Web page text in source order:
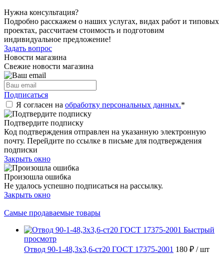
Нужна консультация?
Подробно расскажем о наших услугах, видах работ и типовых
проектах, рассчитаем стоимость и подготовим
индивидуальное предложение!
Задать вопрос
Новости магазина
Свежие новости магазина
Подписаться
Я согласен на обработку персональных данных.*
Подтвердите подписку
Код подтверждения отправлен на указанную электронную
почту. Перейдите по ссылке в письме для подтверждения
подписки
Закрыть окно
Произошла ошибка
Не удалось успешно подписаться на рассылку.
Закрыть окно
Самые продаваемые товары
Быстрый
просмотр
Отвод 90-1-48,3х3,6-ст20 ГОСТ 17375-2001 180 ₽ / шт